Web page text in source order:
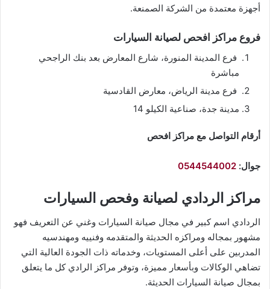
أجهزة معتمدة من الشركة الصمنعة.
فروع مراكز افحص لصيانة السيارات
فرع المدينة المنورة، شارع المعارض بعد بنك الراجحي
مباشرة
فرع مدينة الرياض، معارض القادسية
مدينة جدة، صناعية الكيلو 14
أرقام التواصل مع مراكز افحص
جوال: 0544544002
مراكز الردادي لصيانة وفحص السيارات
الردادي اسم كبير في مجال صيانة السيارات وغني عن التعريف فهو
مشهور بمجاله ومراكزه الحديثة والمتقدمه وفنييه ومهندسيه
المدربين على أعلى المستويات، وخدماته ذات الجودة العالية التي
تضاهي الوكالات وبأسعار مميزة، وتوفر مراكز الرادي كل ما يتعلق
بمجال صيانة السيارات الحديثة.